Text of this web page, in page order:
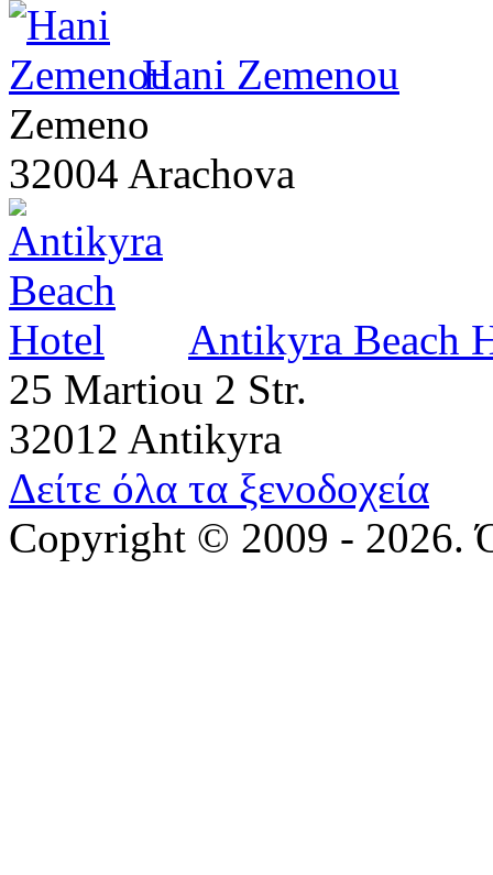
Hani Zemenou
Zemeno
32004 Arachova
Antikyra Beach
25 Martiou 2 Str.
32012 Antikyra
Δείτε όλα τα ξενοδοχεία
Copyright © 2009 - 2026.